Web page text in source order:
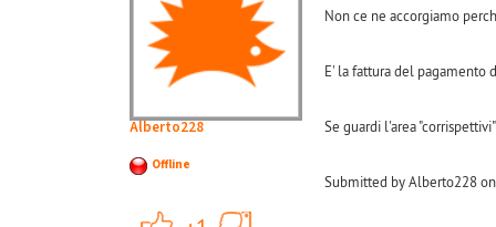
Alberto228
Offline
Non ce ne accorgiamo
E' la fattura del pagamento
Se guardi l'area
Submitted by Alberto228